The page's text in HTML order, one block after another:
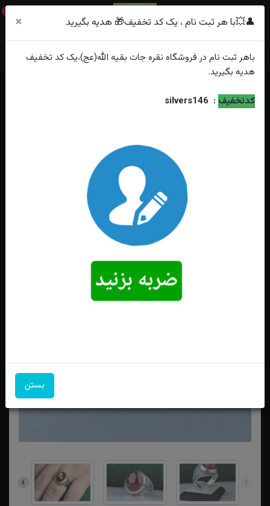
0
خانه
فهرست محصولات
انگشترنقره عقیق قرمز الماس تراش رکاب فیلی‌ حصیری دست ساز
👤💥با هر ثبت نام ، یک کد تخفیف🎁 هدیه بگیرید ×
باهر ثبت نام در فروشگاه نقره جات بقیه الله(عج)،یک کد تخفیف
هدیه بگیرید.
کدتخفیف :
silvers146
بستن